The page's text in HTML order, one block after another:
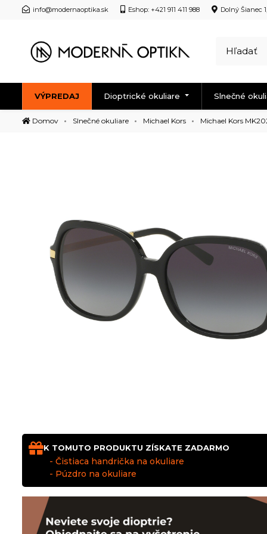
info@modernaoptika.sk Eshop: +421 911 411 988 Dolný Šianec
VÝPREDAJ Dioptrické okuliare Slnečné
Domov Slnečné okuliare Michael Kors Michael Kors
K TOMUTO PRODUKTU ZÍSKATE ZADARMO
- Čistiaca handrička na okuliare
- Púzdro na okuliare